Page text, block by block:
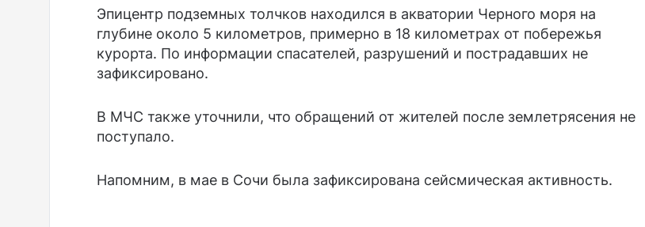
Эпицентр подземных толчков находился в акватории Черного моря на
глубине около 5 километров, примерно в 18 километрах от побережья
курорта. По информации спасателей, разрушений и пострадавших не
зафиксировано.
В МЧС также уточнили, что обращений от жителей после землетрясения не
поступало.
Напомним, в мае в Сочи была зафиксирована сейсмическая активность.